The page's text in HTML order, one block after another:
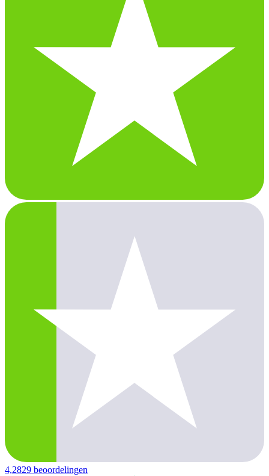
4,2829 beoordelingen